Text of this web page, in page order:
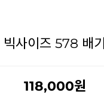
빅사이즈 578
118,000